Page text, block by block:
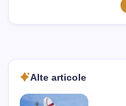
Alte articole